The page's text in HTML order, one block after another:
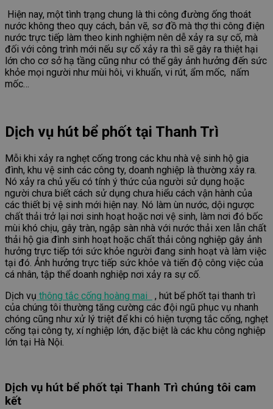
Hiện nay, một tình trạng chung là thi công đường ống thoát
nước không theo quy cách, bản vẽ, sơ đồ mà thợ thi công điện
nước trực tiếp làm theo kinh nghiệm nên dễ xảy ra sự cố, mà
đối với công trình mới nếu sự cố xảy ra thì sẽ gây ra thiệt hại
lớn cho cơ sở hạ tầng cũng như có thể gây ảnh hưởng đến sức
khỏe mọi người như mùi hôi, vi khuẩn, vi rút, ẩm mốc, nấm
mốc…
Dịch vụ hút bể phốt tại Thanh Trì
Mỗi khi xảy ra nghẹt cống trong các khu nhà vệ sinh hộ gia
đình, khu vệ sinh các công ty, doanh nghiệp là thường xảy ra.
Nó xảy ra chủ yếu có tính ý thức của người sử dụng hoặc
người chưa biết cách sử dụng chưa hiểu cách vận hành của
các thiết bị vệ sinh mới hiện nay. Nó làm ùn nước, dội ngược
chất thải trở lại nơi sinh hoạt hoặc nơi vệ sinh, làm nơi đó bốc
mùi khó chịu, gây tràn, ngập sàn nhà với nước thải xen lẫn chất
thải hộ gia đình sinh hoạt hoặc chất thải công nghiệp gây ảnh
hưởng trực tiếp tới sức khỏe người đang sinh hoạt và làm việc
tại đó. Ảnh hưởng trực tiếp sức khỏe và tiến độ công việc của
cá nhân, tập thể doanh nghiệp nơi xảy ra sự cố.
Dịch vụ thông tắc cống hoàng mai
, hút bể phốt tại thanh trì
của chúng tôi thường tăng cường các đội ngũ phục vụ nhanh
chóng cũng như xử lý triệt để khi có hiện tượng tắc cống, nghẹt
cống tại công ty, xí nghiệp lớn, đặc biệt là các khu công nghiệp
lớn tại Hà Nội.
Dịch vụ hút bể phốt tại Thanh Trì chúng tôi cam
kết